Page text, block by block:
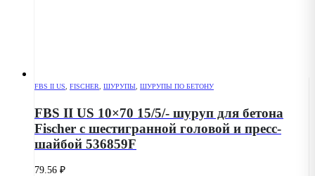
FBS II US FISCHER ШУРУПЫ ШУРУПЫ ПО БЕТОНУ
FBS II US 10×70 15/5/- шуруп для бетона
Fischer с шестигранной головой и пресс-
шайбой 536859F
79.56 ₽